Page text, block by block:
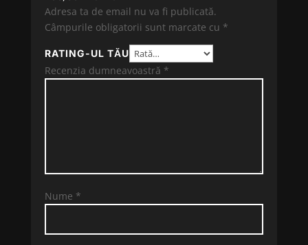
Adresa ta de email nu va fi publicată.
Câmpurile obligatorii sunt marcate cu *
RATING-UL TĂU
Recenzia dumneavoastră *
Nume *